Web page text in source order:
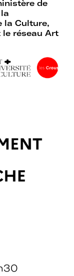
dans
et
des
les
assure
ministère de
et de la
la Culture
qui
la
œuvre des
les
de
la Culture,
le réseau Art